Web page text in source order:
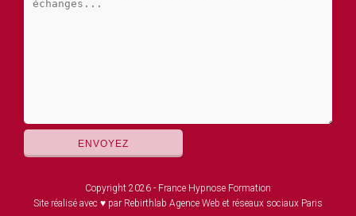
Copyright 2026 - France Hypnose Formation
Site réalisé avec ♥ par Rebirthlab Agence Web et réseaux sociaux Paris